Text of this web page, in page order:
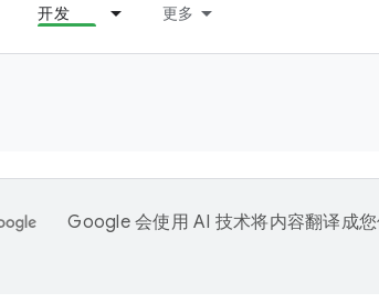
开发 更多
Google 会使用 AI 技术将内容翻译成